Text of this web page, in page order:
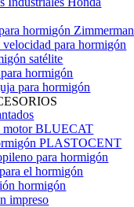
hormigón Zimmerman
velocidad para hormigón
satélite
hormigón
para hormigón
motor BLUECAT
PLASTOCENT
para hormigón
el hormigón
hormigón
impreso